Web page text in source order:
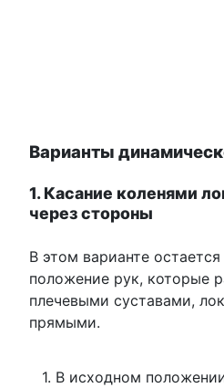
Варианты
1. Касание коленями
через стороны
В этом варианте
положение рук, которые
плечевыми суставами,
прямыми.
В исходном